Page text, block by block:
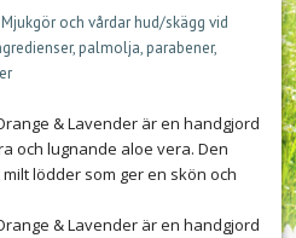
och vårdar hud/skägg vid
palmolja, parabener,
& Lavender är en handgjord
och lugnande aloe vera. Den
lödder som ger en skön och
& Lavender är en handgjord